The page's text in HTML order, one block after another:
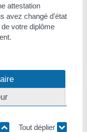
attestation
avez changé d'état
votre diplôme
Tout déplier